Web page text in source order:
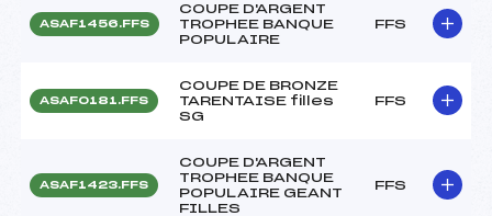
ASAF1456.FFS
COUPE D'ARGENT
TROPHEE BANQUE
POPULAIRE
FFS
ASAF0181.FFS
COUPE DE BRONZE
TARENTAISE filles
SG
FFS
ASAF1423.FFS
COUPE D'ARGENT
TROPHEE BANQUE
POPULAIRE GEANT
FILLES
FFS